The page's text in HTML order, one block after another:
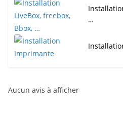
…
Aucun avis à afficher